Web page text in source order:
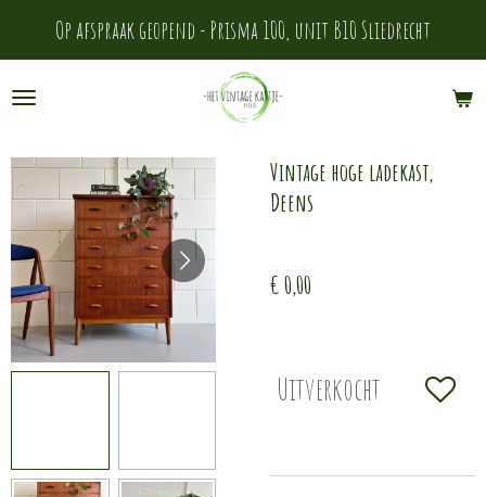
direct
naar
hoofdinhoud
Op afspraak geopend - Prisma 100, unit B10 Sliedrecht
Vintage hoge ladekast,
Deens
€ 0,00
Uitverkocht